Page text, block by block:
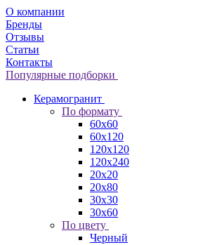
О компании
Бренды
Отзывы
Статьи
Контакты
Популярные подборки
Керамогранит
По формату
60x60
60x120
120x120
120x240
20x20
20x80
30x30
30x60
По цвету
Черный